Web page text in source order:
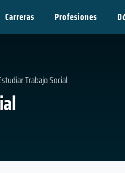
Carreras Profesiones
Trabajo Social